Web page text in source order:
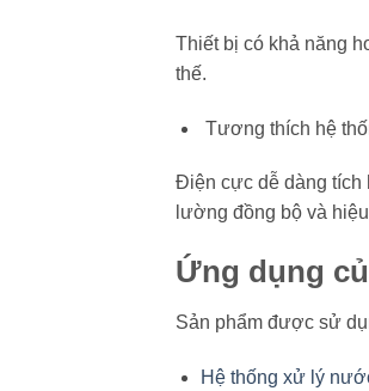
Thiết bị có khả năng
thế.
Tương thích hệ
Điện cực dễ dàng tích
lường đồng bộ và
Ứng dụng
Sản phẩm được sử
Hệ thống xử lý